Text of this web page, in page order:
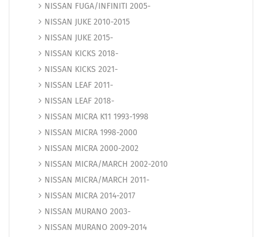
NISSAN FUGA/INFINITI 2005-
NISSAN JUKE 2010-2015
NISSAN JUKE 2015-
NISSAN KICKS 2018-
NISSAN KICKS 2021-
NISSAN LEAF 2011-
NISSAN LEAF 2018-
NISSAN MICRA K11 1993-1998
NISSAN MICRA 1998-2000
NISSAN MICRA 2000-2002
NISSAN MICRA/MARCH 2002-2010
NISSAN MICRA/MARCH 2011-
NISSAN MICRA 2014-2017
NISSAN MURANO 2003-
NISSAN MURANO 2009-2014